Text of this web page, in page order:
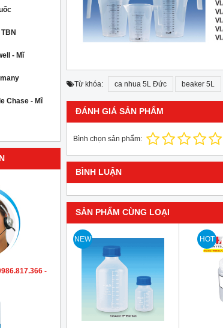
- Mĩ
Chase - Mĩ
-
Từ khóa: ca nhua 5L Đức beaker 5L
ĐÁNH GIÁ SẢN PHẨM
Bình chọn sản phẩm:
BÌNH LUẬN
SẢN PHẨM CÙNG LOẠI
NEW HOT